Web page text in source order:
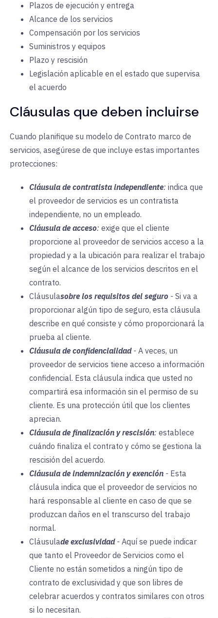
Plazos de ejecución y entrega
Alcance de los servicios
Compensación por los servicios
Suministros y equipos
Plazo y rescisión
Legislación aplicable en el estado que supervisa
el acuerdo
Cláusulas que deben incluirse
Cuando planifique su modelo de Contrato marco de
servicios, asegúrese de que incluye estas importantes
protecciones:
Cláusula de contratista independiente: indica que
el proveedor de servicios es un contratista
independiente, no un empleado.
Cláusula de acceso: exige que el cliente
proporcione al proveedor de servicios acceso a la
propiedad y a la ubicación para realizar el trabajo
según el alcance de los servicios descritos en el
contrato.
Cláusulasobre los requisitos del seguro - Si va a
proporcionar algún tipo de seguro, esta cláusula
describe en qué consiste y cómo proporcionará la
prueba al cliente.
Cláusula de confidencialidad- A veces, un
proveedor de servicios tiene acceso a información
confidencial. Esta cláusula indica que usted no
compartirá esa información sin el permiso de su
cliente. Es una protección útil que los clientes
aprecian.
Cláusula de finalización y rescisión: establece
cuándo finaliza el contrato y cómo se gestiona la
rescisión del acuerdo.
Cláusula de indemnización y exención - Esta
cláusula indica que el proveedor de servicios no
hará responsable al cliente en caso de que se
produzcan daños en el transcurso del trabajo
normal.
Cláusulade exclusividad- Aquí se puede indicar
que tanto el Proveedor de Servicios como el
Cliente no están sometidos a ningún tipo de
contrato de exclusividad y que son libres de
celebrar acuerdos y contratos similares con otros
si lo necesitan.